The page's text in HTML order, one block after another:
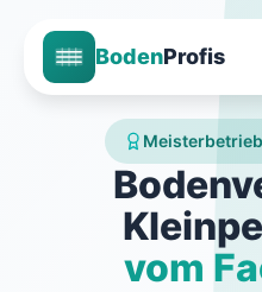
BodenProfis
vom